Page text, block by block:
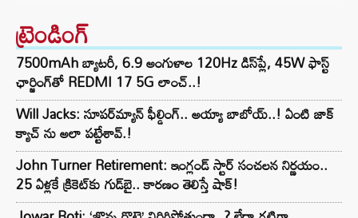
ట్రెండింగ్‌
7500mAh బ్యాటరీ, 6.9 అంగుళాల 120Hz డిస్‌ప్లే, 45W ఫాస్ట్
ఛార్జింగ్‌తో REDMI 17 5G లాంచ్..!
Will Jacks: సూపర్‌మ్యాన్ ఫీల్డింగ్.. అయ్యా బాబోయ్..! ఏంటి జాక్
క్యాచ్ ను అలా పట్టేశావ్.!
John Turner Retirement: ఇంగ్లండ్ స్టార్ సంచలన నిర్ణయం..
25 ఏళ్లకే క్రికెట్‌కు గుడ్‌బై.. కారణం తెలిస్తే షాక్!